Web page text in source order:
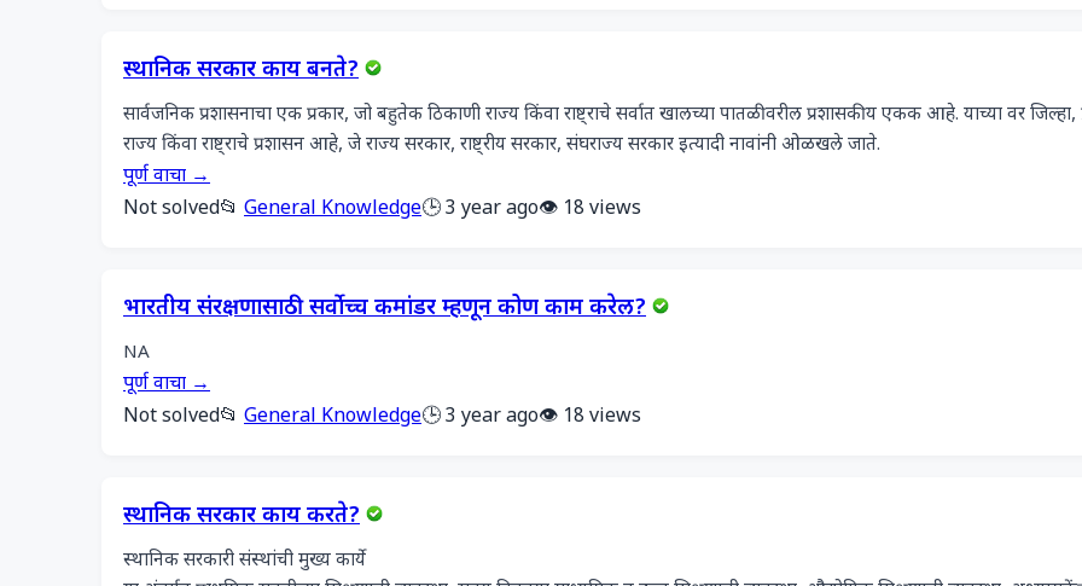
स्थानिक सरकार काय बनते?
सार्वजनिक प्रशासनाचा एक प्रकार, जो बहुतेक ठिकाणी राज्य किंवा राष्ट्राचे सर्वात खालच्या पातळीवरील प्रशासकीय एकक आहे. याच्या वर जिल्हा,
राज्य किंवा राष्ट्राचे प्रशासन आहे, जे राज्य सरकार, राष्ट्रीय सरकार, संघराज्य सरकार इत्यादी नावांनी ओळखले जाते.
पूर्ण वाचा →
Not solved📂 General Knowledge🕒 3 year ago👁️ 18 views
भारतीय संरक्षणासाठी सर्वोच्च कमांडर म्हणून कोण काम करेल?
NA
पूर्ण वाचा →
Not solved📂 General Knowledge🕒 3 year ago👁️ 18 views
स्थानिक सरकार काय करते?
स्थानिक सरकारी संस्थांची मुख्य कार्ये